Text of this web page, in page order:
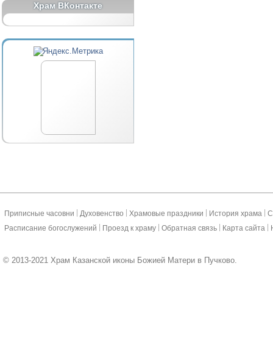
Храм ВКонтакте
Приписные часовни Духовенство Храмовые праздники История храма
Расписание богослужений
Проезд к храму Обратная связь Карта сайта
© 2013-2021 Храм Казанской иконы Божией Матери в Пучково.